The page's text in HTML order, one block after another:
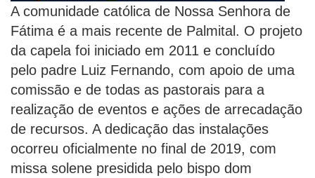
A comunidade católica de Nossa Senhora de
Fátima é a mais recente de Palmital. O projeto
da capela foi iniciado em 2011 e concluído
pelo padre Luiz Fernando, com apoio de uma
comissão e de todas as pastorais para a
realização de eventos e ações de arrecadação
de recursos. A dedicação das instalações
ocorreu oficialmente no final de 2019, com
missa solene presidida pelo bispo dom